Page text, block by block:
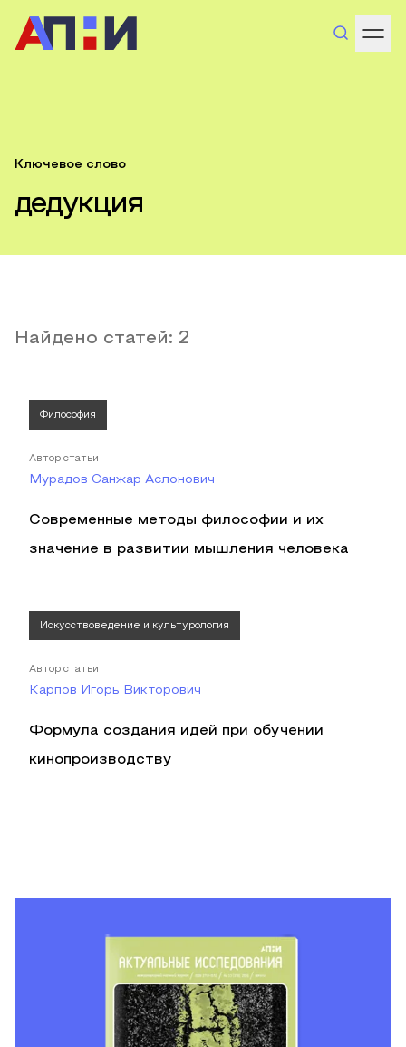
Ключевое слово
дедукция
Найдено статей: 2
Философия
Автор статьи
Мурадов Санжар Аслонович
Современные методы философии и их
значение в развитии мышления человека
Искусствоведение и культурология
Автор статьи
Карпов Игорь Викторович
Формула создания идей при обучении
кинопроизводству